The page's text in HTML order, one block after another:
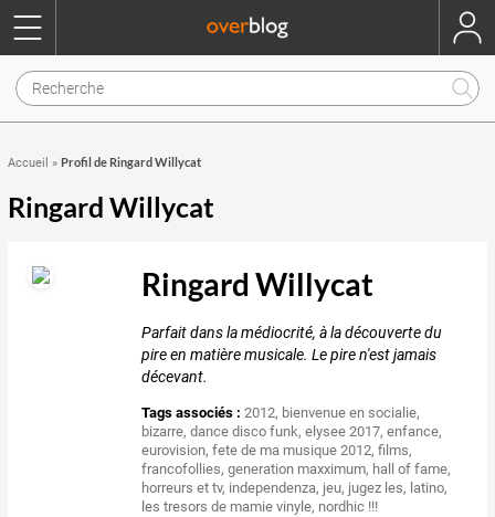
Accueil » Profil de Ringard Willycat
Ringard Willycat
Ringard Willycat
Parfait dans la médiocrité, à la découverte du
pire en matière musicale. Le pire n'est jamais
décevant.
Tags associés : 2012, bienvenue en socialie,
bizarre,dance disco funk,elysee 2017,enfance,
eurovision,fete de ma musique 2012,films,
francofollies,generation maxximum, hall of fame,
horreurs et tv, independenza, jeu, jugez les, latino,
les tresors de mamie vinyle, nordhic !!!